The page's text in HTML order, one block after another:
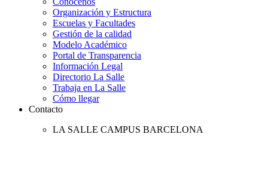
Organización y Estructura
Escuelas y Facultades
Gestión de la calidad
Modelo Académico
Portal de Transparencia
Información Legal
Directorio La Salle
Trabaja en La Salle
Cómo llegar
Contacto
LA SALLE CAMPUS BARCELONA